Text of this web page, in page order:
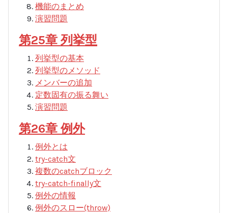
機能のまとめ
演習問題
第25章 列挙型
列挙型の基本
列挙型のメソッド
メンバーの追加
定数固有の振る舞い
演習問題
第26章 例外
例外とは
try-catch文
複数のcatchブロック
try-catch-finally文
例外の情報
例外のスロー(throw)